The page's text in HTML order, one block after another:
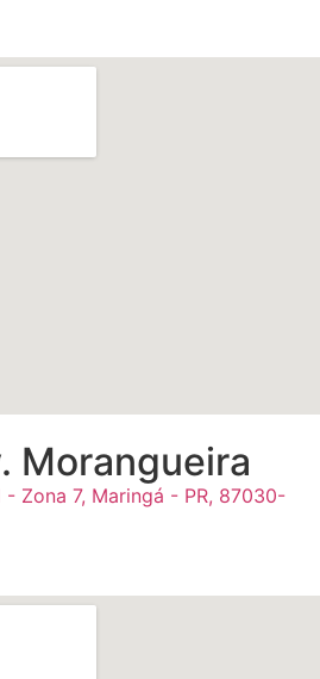
Morangueira
- Zona 7, Maringá - PR, 87030-